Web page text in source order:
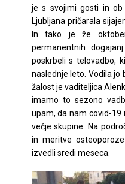
je s svojimi gosti in ob
Ljubljana pričarala
In tako je že
permanentnih
poskrbeli s telovadbo,
naslednje leto. Vodila jo
žalost je vaditeljica
imamo to sezono
upam, da nam covid-19
večje skupine. Na
in meritve
izvedli sredi meseca.